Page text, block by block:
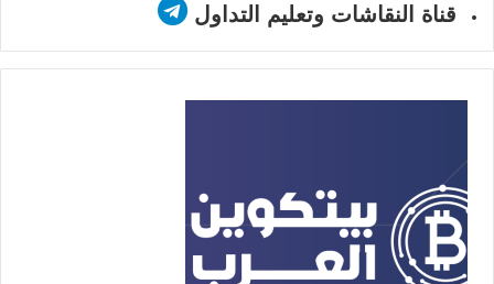
قناة النقاشات وتعليم التداول